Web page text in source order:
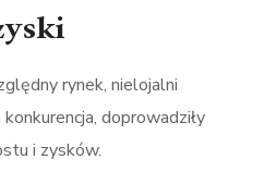
rynek, nielojalni
doprowadziły
i zysków.